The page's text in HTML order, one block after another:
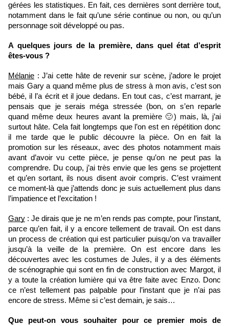
gérées les statistiques. En fait, ces dernières sont derrière tout,
notamment dans le fait qu’une série continue ou non, ou qu’un
personnage soit développé ou pas.
A quelques jours de la première, dans quel état d’esprit
êtes-vous ?
Mélanie : J’ai cette hâte de revenir sur scène, j’adore le projet
mais Gary a quand même plus de stress à mon avis, c’est son
bébé, il l’a écrit et il joue dedans. En tout cas, c’est marrant, je
pensais que je serais méga stressée (bon, on s’en reparle
quand même deux heures avant la première 🙂) mais, là, j’ai
surtout hâte. Cela fait longtemps que l’on est en répétition donc
il me tarde que le public découvre la pièce. On en fait la
promotion sur les réseaux, avec des photos notamment mais
avant d’avoir vu cette pièce, je pense qu’on ne peut pas la
comprendre. Du coup, j’ai très envie que les gens se projettent
et qu’en sortant, ils nous disent avoir compris. C’est vraiment
ce moment-là que j’attends donc je suis actuellement plus dans
l’impatience et l’excitation !
Gary : Je dirais que je ne m’en rends pas compte, pour l’instant,
parce qu’en fait, il y a encore tellement de travail. On est dans
un process de création qui est particulier puisqu’on va travailler
jusqu’à la veille de la première. On est encore dans les
découvertes avec les costumes de Jules, il y a des éléments
de scénographie qui sont en fin de construction avec Margot, il
y a toute la création lumière qui va être faite avec Enzo. Donc
ce n’est tellement pas palpable pour l’instant que je n’ai pas
encore de stress. Même si c’est demain, je sais…
Que peut-on vous souhaiter pour ce premier mois de